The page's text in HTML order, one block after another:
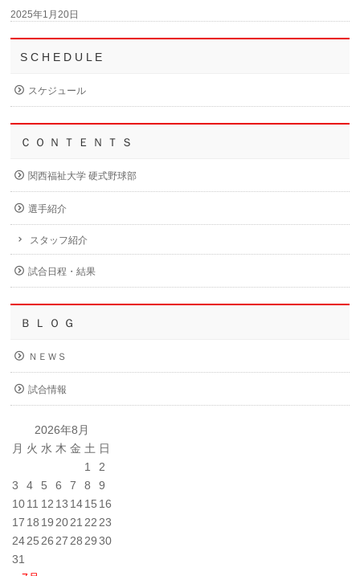
2025年1月20日
S C H E D U L E
スケジュール
Ｃ Ｏ Ｎ Ｔ Ｅ Ｎ Ｔ Ｓ
関西福祉大学 硬式野球部
選手紹介
スタッフ紹介
試合日程・結果
Ｂ Ｌ Ｏ Ｇ
ＮＥＷＳ
試合情報
2026年8月
月 火 水 木 金 土 日
1
2
3
4 5 6 7 8
9
1011 12 13 1415 16
17 18 19 2021 22 23
2425 26 27 28 29 30
31